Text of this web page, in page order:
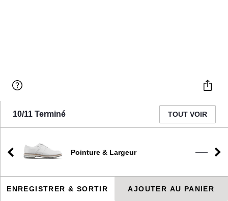
10/11 Terminé TOUT VOIR
Pointure & Largeur ——
ENREGISTRER & SORTIR AJOUTER AU PANIER